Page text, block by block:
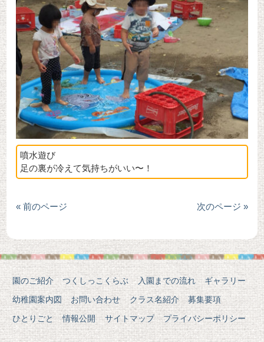
噴水遊び
足の裏が冷えて気持ちがいい〜！
« 前のページ 次のページ »
園のご紹介 つくしっこくらぶ 入園までの流れ
ギャラリー
幼稚園案内図
お問い合わせ クラス名紹介
募集要項
ひとりごと
情報公開 サイトマップ プライバシーポリシー